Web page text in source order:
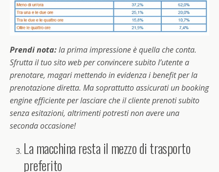
Prendi nota:la prima impressione è quella che conta.
Sfrutta il tuo sito web per convincere subito l’utente a
prenotare, magari mettendo in evidenza i benefit per la
prenotazione diretta. Ma soprattutto assicurati un booking
engine efficiente per lasciare che il cliente prenoti subito
senza esitazioni, altrimenti potresti non avere una
seconda occasione!
La macchina resta il mezzo di trasporto
preferito